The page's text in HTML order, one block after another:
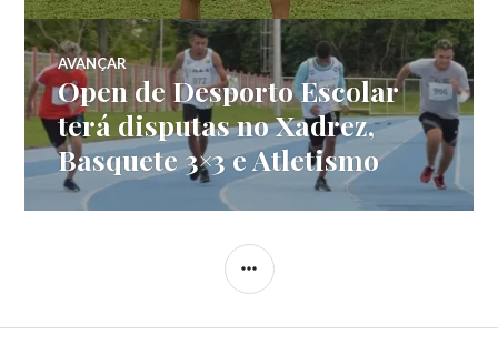
AVANÇAR
Open de Desporto Escolar
terá disputas no Xadrez,
Basquete 3×3 e Atletismo